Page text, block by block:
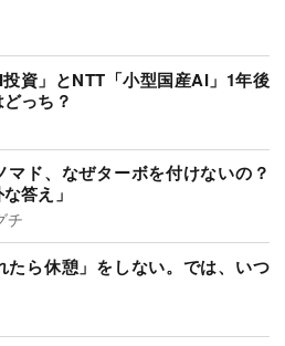
資」とNTT「小型国産AI」1年後
っち？
ド、なぜターボを付けないの？
答え」
チ
たら休憩」をしない。では、いつ